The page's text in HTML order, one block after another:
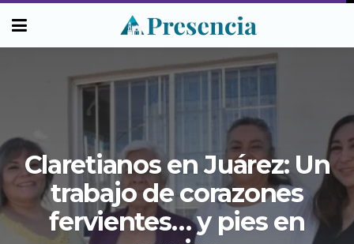
Claretianos en Juárez: Un
trabajo de corazones
fervientes… y pies en